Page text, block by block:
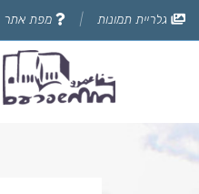
לתוכן
הדף
גלריית תמונות מפת אתר